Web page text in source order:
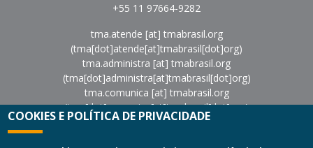
+55 11 97664-9282
tma.atende [at] tmabrasil.org
(tma[dot]atende[at]tmabrasil[dot]org)
tma.administra [at] tmabrasil.org
(tma[dot]administra[at]tmabrasil[dot]org)
tma.comunica [at] tmabrasil.org
(tma[dot]comunica[at]tmabrasil[dot]org)
eventos [at]tmabrasil.org(eventos[at]tmabrasil[dot]org)
COOKIES E POLÍTICA DE PRIVACIDADE